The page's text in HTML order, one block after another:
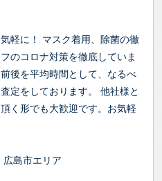
軽に！ マスク着用、除菌の徹
のコロナ対策を徹底していま
後を平均時間として、なるべ
定をしております。 他社様と
く形でも大歓迎です。お気軽
島市エリア